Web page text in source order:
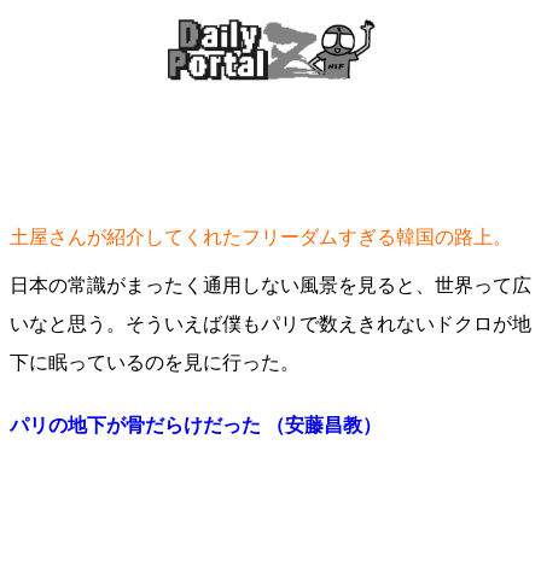
土屋さんが紹介してくれたフリーダムすぎる韓国の路上。
日本の常識がまったく通用しない風景を見ると、世界って広
いなと思う。そういえば僕もパリで数えきれないドクロが地
下に眠っているのを見に行った。
パリの地下が骨だらけだった （安藤昌教）